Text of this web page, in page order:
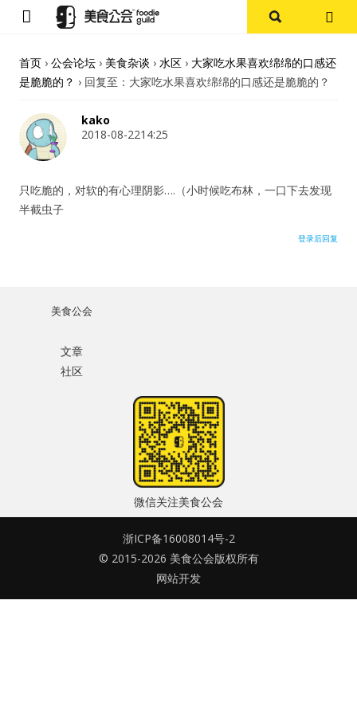
记住我的登录状态
没帐号？
探店报告
公会活动
信息发布
悬赏测评
私家厨房
首页 › 公会论坛 › 美食杂谈 › 水区 › 大家吃水果喜欢绵绵的口感还
是脆脆的？ › 回复至：大家吃水果喜欢绵绵的口感还是脆脆的？
kako
2018-08-2214:25
只吃脆的，对软的有心理阴影….（小时候吃布林，一口下去发现
半截虫子
登录后回复
美食公会
文章
社区
微信关注美食公会
浙ICP备16008014号-2
© 2015-2026 美食公会版权所有
网站开发